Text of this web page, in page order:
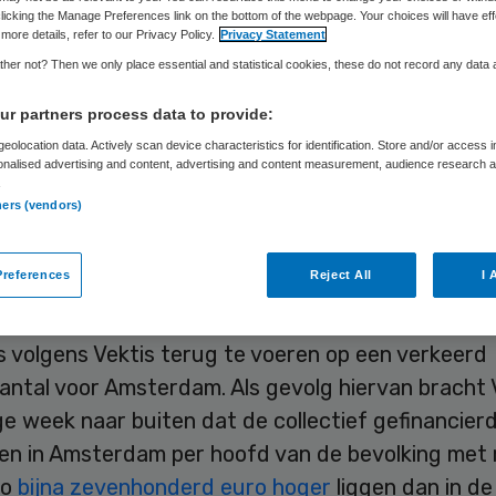
Skipr Redactie 25 februari 2013,10:36 48 keer gelezen
van de zorgverzekeraars Vektis
bij de vaststelling van de zorgkosten van de
ten onrechte hoger gepresenteerd dan in
het geval is.
volgens Vektis terug te voeren op een verkeerd
voor Amsterdam. Als gevolg hiervan bracht
week naar buiten dat de collectief
in Amsterdam per hoofd van de bevolking met
bijna zevenhonderd euro hoger liggen dan in
the Manage Preferences link on the bottom of the webpage. Your choices will have
details, refer to our Privacy Policy.
Privacy Statement
not? Then we only place essential and statistical cookies, these do not record any data
partners process data to provide:
data. Actively scan device characteristics for identification. Store and/or access
advertising and content, advertising and content measurement, audience research
(vendors)
Reject All I